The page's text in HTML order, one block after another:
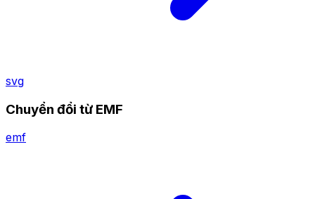
svg
Chuyển đổi từ EMF
emf